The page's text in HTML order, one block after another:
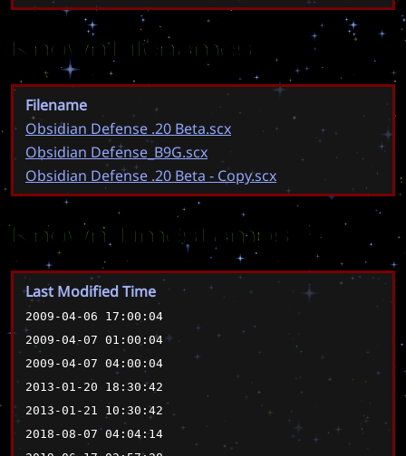
Known Filenames
Filename
Obsidian Defense .20 Beta.scx
Obsidian Defense_B9G.scx
Obsidian Defense .20 Beta - Copy.scx
Known Timestamps
Last Modified Time
2009-04-06 17:00:04
2009-04-07 01:00:04
2009-04-07 04:00:04
2013-01-20 18:30:42
2013-01-21 10:30:42
2018-08-07 04:04:14